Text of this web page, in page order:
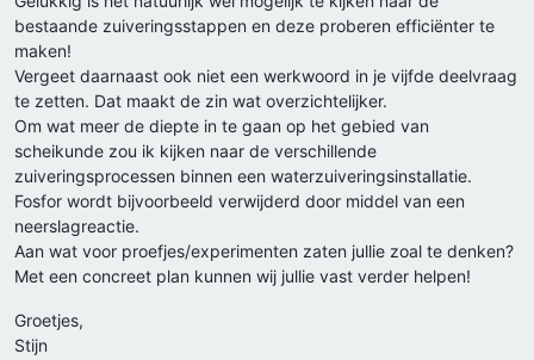
bestaande zuiveringsstappen en deze proberen efficiënter te
maken!
Vergeet daarnaast ook niet een werkwoord in je vijfde deelvraag
te zetten. Dat maakt de zin wat overzichtelijker.
Om wat meer de diepte in te gaan op het gebied van
scheikunde zou ik kijken naar de verschillende
zuiveringsprocessen binnen een waterzuiveringsinstallatie.
Fosfor wordt bijvoorbeeld verwijderd door middel van een
neerslagreactie.
Aan wat voor proefjes/experimenten zaten jullie zoal te denken?
Met een concreet plan kunnen wij jullie vast verder helpen!
Groetjes,
Stijn